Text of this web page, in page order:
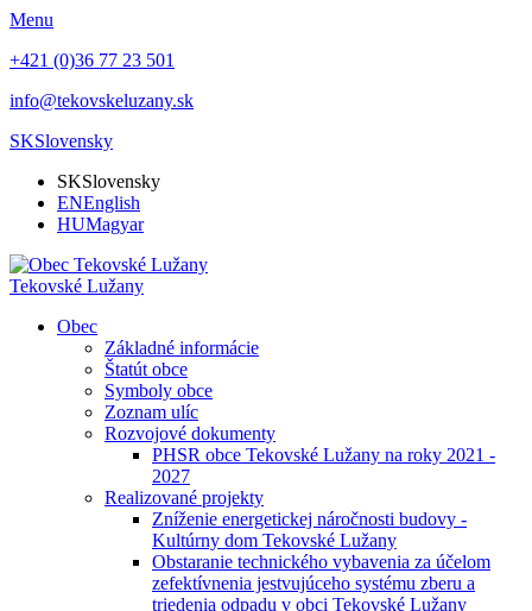
Menu
+421 (0)36 77 23 501
info@tekovskeluzany.sk
SKSlovensky
SKSlovensky
ENEnglish
HUMagyar
Tekovské Lužany
Obec
Základné informácie
Štatút obce
Symboly obce
Zoznam ulíc
Rozvojové dokumenty
PHSR obce Tekovské Lužany na roky 2021 -
2027
Realizované projekty
Zníženie energetickej náročnosti budovy -
Kultúrny dom Tekovské Lužany
Obstaranie technického vybavenia za účelom
zefektívnenia jestvujúceho systému zberu a
triedenia odpadu v obci Tekovské Lužany